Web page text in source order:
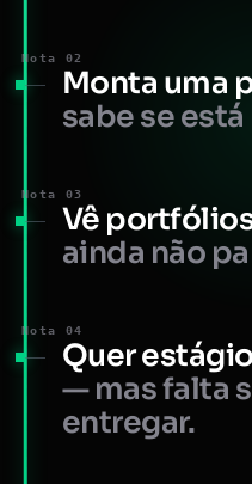
Nota 02
Monta uma
sabe se
Nota 03
Vê
ainda não
Nota 04
Quer
— mas falta
entregar.